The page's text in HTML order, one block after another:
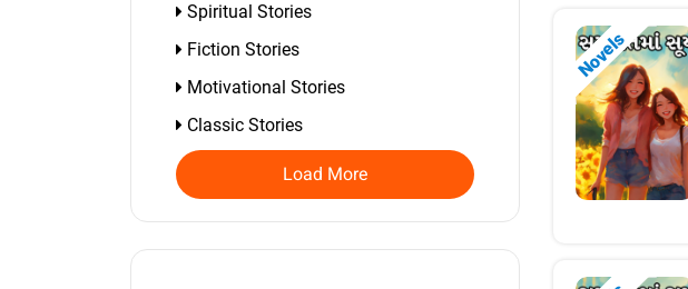
Spiritual Stories
Fiction Stories
Motivational Stories
Classic Stories
Load More
Novels